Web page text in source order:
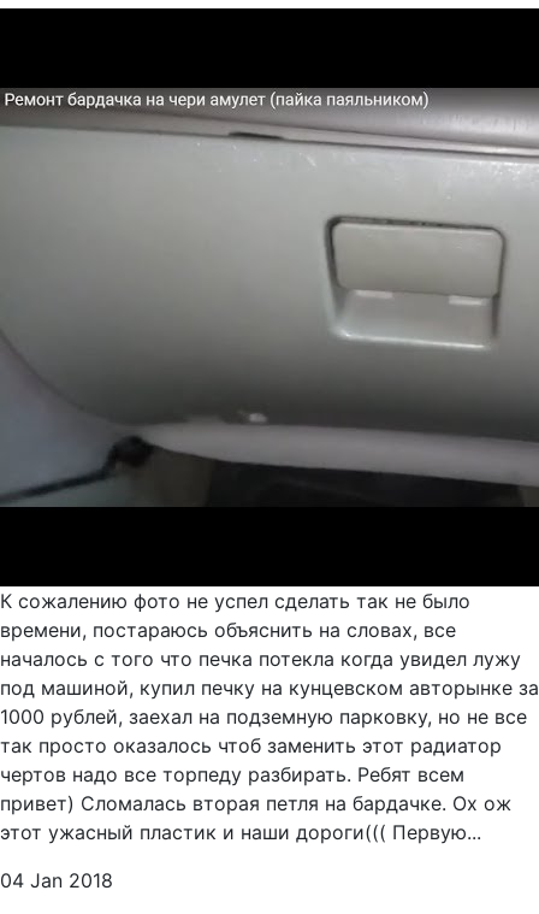
К сожалению фото не успел сделать так не было
времени, постараюсь объяснить на словах, все
началось с того что печка потекла когда увидел лужу
под машиной, купил печку на кунцевском авторынке за
1000 рублей, заехал на подземную парковку, но не все
так просто оказалось чтоб заменить этот радиатор
чертов надо все торпеду разбирать. Ребят всем
привет) Сломалась вторая петля на бардачке. Ох ож
этот ужасный пластик и наши дороги((( Первую...
04 Jan 2018